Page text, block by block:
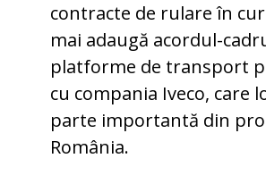
contracte de rulare în
mai adaugă acordul-
platforme de transport
cu compania Iveco, care
parte importantă din
România.